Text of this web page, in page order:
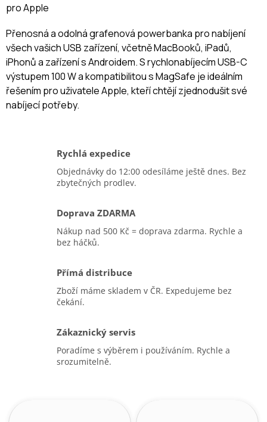
pro Apple
Přenosná a odolná grafenová powerbanka pro nabíjení
všech vašich USB zařízení, včetně MacBooků, iPadů,
iPhonů a zařízení s Androidem. S rychlonabíjecím USB-C
výstupem 100 W a kompatibilitou s MagSafe je ideálním
řešením pro uživatele Apple, kteří chtějí zjednodušit své
nabíjecí potřeby.
Rychlá expedice
Objednávky do 12:00 odesíláme ještě dnes. Bez
zbytečných prodlev.
Doprava ZDARMA
Nákup nad 500 Kč = doprava zdarma. Rychle a
bez háčků.
Přímá distribuce
Zboží máme skladem v ČR. Expedujeme bez
čekání.
Zákaznický servis
Poradíme s výběrem i používáním. Rychle a
srozumitelně.